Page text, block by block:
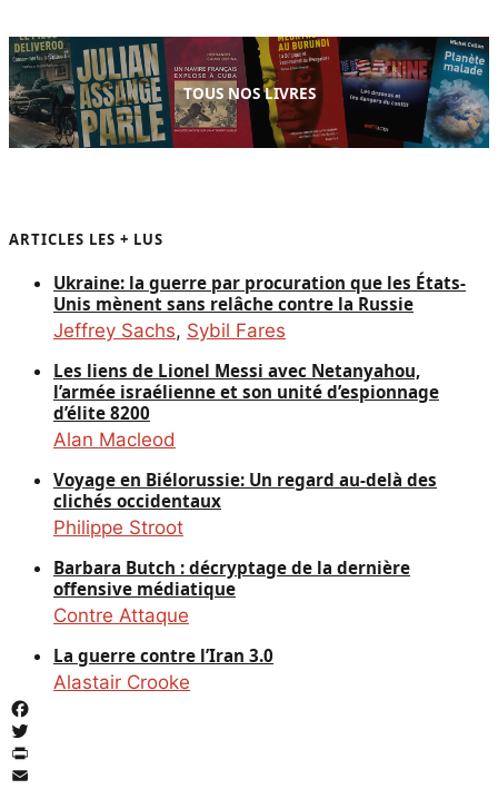
TOUS NOS LIVRES
ARTICLES LES + LUS
Ukraine: la guerre par procuration que les États-
Unis mènent sans relâche contre la Russie
Jeffrey Sachs, Sybil Fares
Les liens de Lionel Messi avec Netanyahou,
l’armée israélienne et son unité d’espionnage
d’élite 8200
Alan Macleod
Voyage en Biélorussie: Un regard au-delà des
clichés occidentaux
Philippe Stroot
Barbara Butch : décryptage de la dernière
offensive médiatique
Contre Attaque
La guerre contre l’Iran 3.0
Alastair Crooke
Facebook
Twitter
PrintFriendly